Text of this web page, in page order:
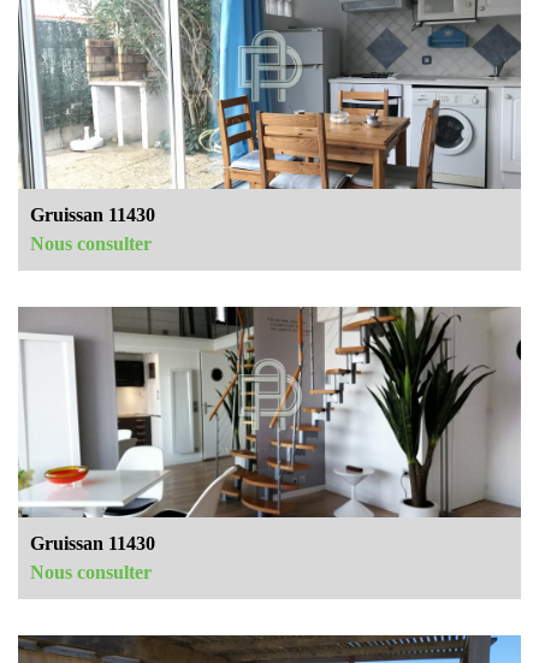
Gruissan 11430
Nous consulter
Gruissan 11430
Nous consulter